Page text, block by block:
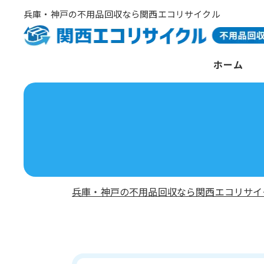
兵庫・神戸の不用品回収なら関西エコリサイクル
ホーム
兵庫・神戸の不用品回収なら関西エコリサ